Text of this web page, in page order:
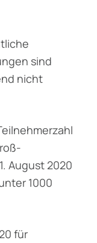
sind
nicht
August 2020
1000
für